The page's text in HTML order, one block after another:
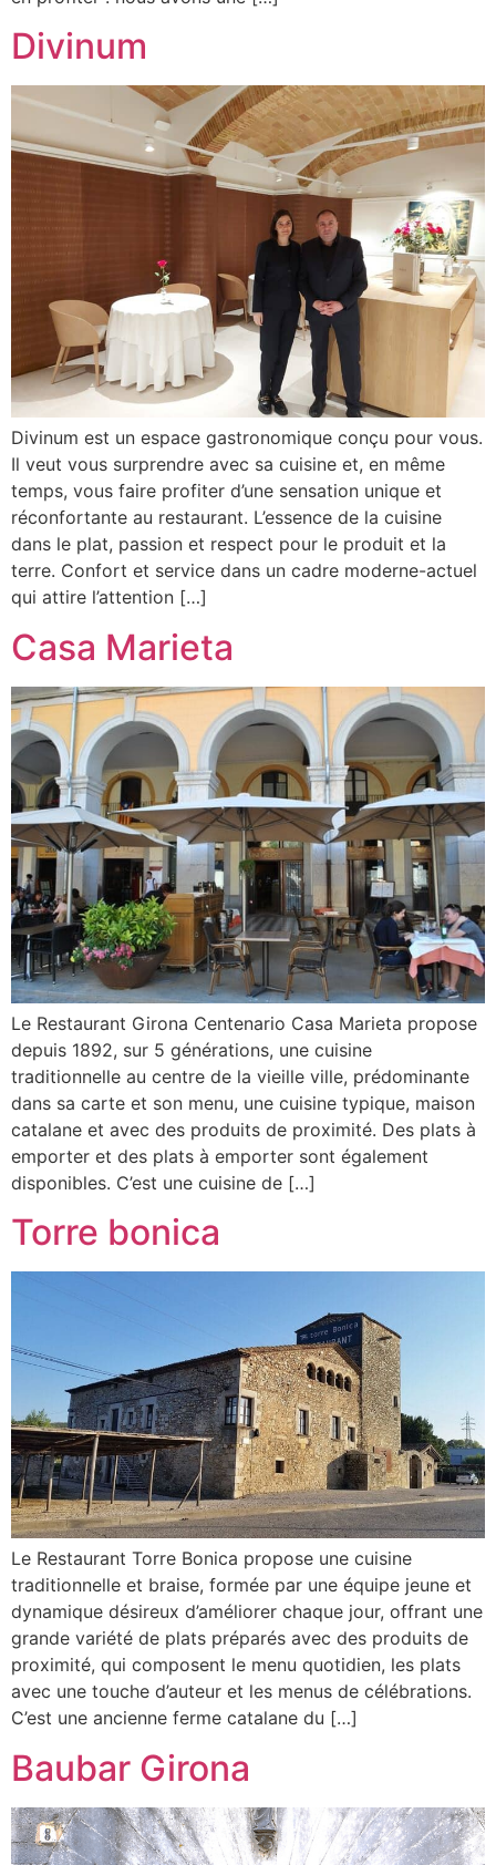
Divinum
Divinum est un espace gastronomique conçu pour vous.
Il veut vous surprendre avec sa cuisine et, en même
temps, vous faire profiter d’une sensation unique et
réconfortante au restaurant. L’essence de la cuisine
dans le plat, passion et respect pour le produit et la
terre. Confort et service dans un cadre moderne-actuel
qui attire l’attention […]
Casa Marieta
Le Restaurant Girona Centenario Casa Marieta propose
depuis 1892, sur 5 générations, une cuisine
traditionnelle au centre de la vieille ville, prédominante
dans sa carte et son menu, une cuisine typique, maison
catalane et avec des produits de proximité. Des plats à
emporter et des plats à emporter sont également
disponibles. C’est une cuisine de […]
Torre bonica
Le Restaurant Torre Bonica propose une cuisine
traditionnelle et braise, formée par une équipe jeune et
dynamique désireux d’améliorer chaque jour, offrant une
grande variété de plats préparés avec des produits de
proximité, qui composent le menu quotidien, les plats
avec une touche d’auteur et les menus de célébrations.
C’est une ancienne ferme catalane du […]
Baubar Girona